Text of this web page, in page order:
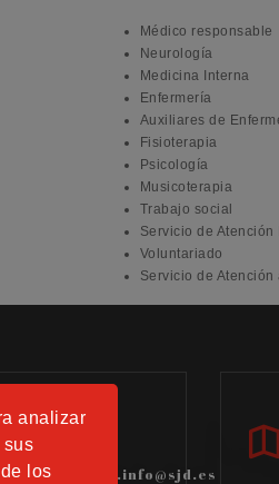
analizar
sus
los
Médico responsable
Neurología
Medicina Interna
Enfermería
Auxiliares de
Fisioterapia
Psicología
Musicoterapia
Trabajo social
Servicio de
Voluntariado
Servicio de Atención
40 -41-42